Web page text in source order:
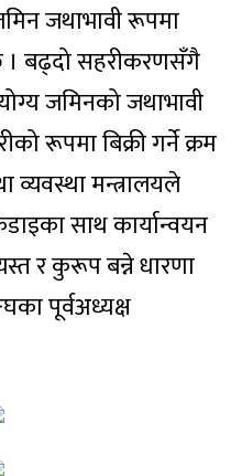
जथाभावी रूपमा
। बढ्दो सहरीकरणसँगै
जमिनको जथाभावी
रूपमा बिक्री गर्ने क्रम
व्यवस्था मन्त्रालयले
साथ कार्यान्वयन
र कुरूप बन्ने धारणा
पूर्वअध्यक्ष